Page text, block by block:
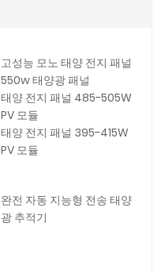
고성능 모노 태양 전지 패널
550w 태양광 패널
태양 전지 패널 485-505W
PV 모듈
태양 전지 패널 395-415W
PV 모듈
완전 자동 지능형 전송 태양
광 추적기